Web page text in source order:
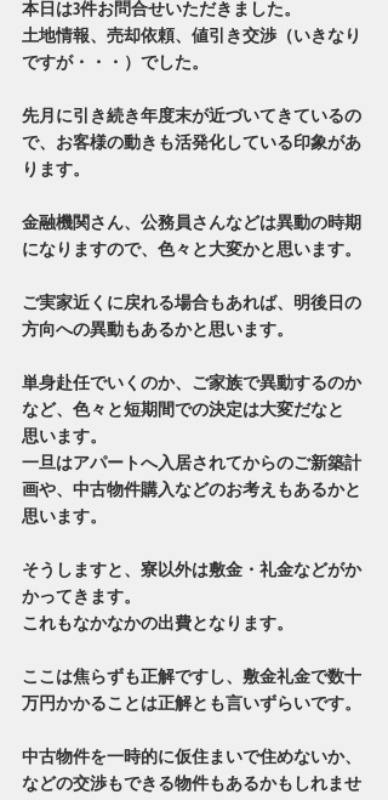
本日は3件お問合せいただきました。
土地情報、売却依頼、値引き交渉（いきなり
ですが・・・）でした。
先月に引き続き年度末が近づいてきているの
で、お客様の動きも活発化している印象があ
ります。
金融機関さん、公務員さんなどは異動の時期
になりますので、色々と大変かと思います。
ご実家近くに戻れる場合もあれば、明後日の
方向への異動もあるかと思います。
単身赴任でいくのか、ご家族で異動するのか
など、色々と短期間での決定は大変だなと
思います。
一旦はアパートへ入居されてからのご新築計
画や、中古物件購入などのお考えもあるかと
思います。
そうしますと、寮以外は敷金・礼金などがか
かってきます。
これもなかなかの出費となります。
ここは焦らずも正解ですし、敷金礼金で数十
万円かかることは正解とも言いずらいです。
中古物件を一時的に仮住まいで住めないか、
などの交渉もできる物件もあるかもしれませ